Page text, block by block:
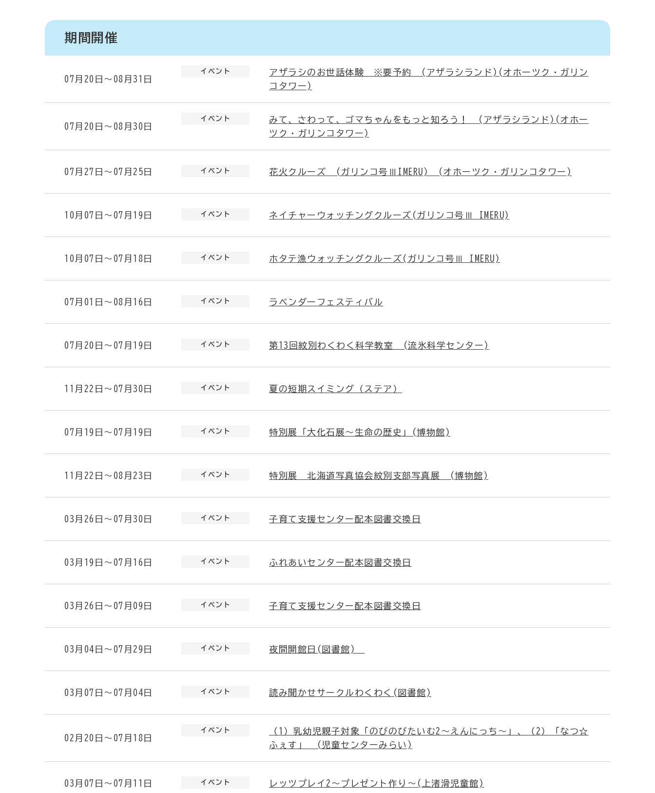
期間開催
07月20日～08月31日
イベント
アザラシのお世話体験 ※要予約 (アザラシランド)(オホーツク・ガリン
コタワー)
07月20日～08月30日
イベント
みて、さわって、ゴマちゃんをもっと知ろう！ (アザラシランド)(オホー
ツク・ガリンコタワー)
07月27日～07月25日 イベント 花火クルーズ (ガリンコ号ⅢIMERU) (オホーツク・ガリンコタワー)
10月07日～07月19日 イベント ネイチャーウォッチングクルーズ(ガリンコ号Ⅲ IMERU)
10月07日～07月18日 イベント ホタテ漁ウォッチングクルーズ(ガリンコ号Ⅲ IMERU)
07月01日～08月16日 イベント ラベンダーフェスティバル
07月20日～07月19日 イベント 第13回紋別わくわく科学教室 (流氷科学センター)
11月22日～07月30日 イベント 夏の短期スイミング（ステア）
07月19日～07月19日 イベント 特別展「大化石展～生命の歴史」(博物館)
11月22日～08月23日 イベント 特別展 北海道写真協会紋別支部写真展 (博物館)
03月26日～07月30日 イベント 子育て支援センター配本図書交換日
03月19日～07月16日 イベント ふれあいセンター配本図書交換日
03月26日～07月09日 イベント 子育て支援センター配本図書交換日
03月04日～07月29日 イベント 夜間開館日(図書館)
03月07日～07月04日 イベント 読み聞かせサークルわくわく(図書館)
02月20日～07月18日
イベント
（1）乳幼児親子対象「のびのびたいむ2～えんにっち～」、（2）「なつ☆
ふぇす」 (児童センターみらい)
03月07日～07月11日 イベント レッツプレイ2～プレゼント作り～(上渚滑児童館)